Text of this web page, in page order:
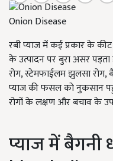
Onion Disease
रबी प्याज में कई प्रकार के
के उत्पादन पर बुरा असर
रोग, स्टेमफाईलम झुलसा रोग,
प्याज की फसल को नुकसान
रोगों के लक्षण और बचाव के
प्याज में बैगनी